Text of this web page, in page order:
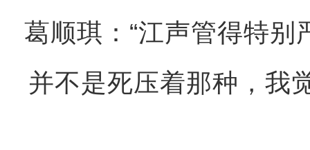
葛顺琪：“江声管得特
并不是死压着那种，我